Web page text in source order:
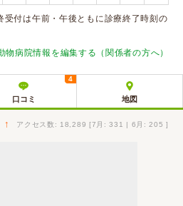
付は午前・午後ともに診療終了時刻の
物病院情報を編集する（関係者の方へ）
口コミ
4
地図
↑ アクセス数: 18,289 [7月: 331 | 6月: 205 ]